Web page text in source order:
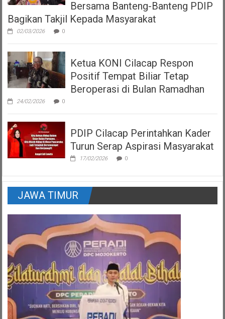
Bersama Banteng-Banteng PDIP
Bagikan Takjil Kepada Masyarakat
02/03/2026 0
Ketua KONI Cilacap Respon
Positif Tempat Biliar Tetap
Beroperasi di Bulan Ramadhan
24/02/2026 0
PDIP Cilacap Perintahkan Kader
Turun Serap Aspirasi Masyarakat
17/02/2026 0
JAWA TIMUR